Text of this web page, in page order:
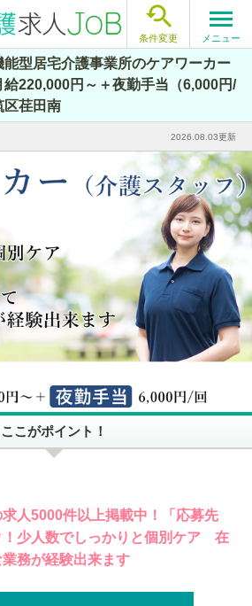

条件変更 メニュー
能型居宅介護事業所のケアワーカー
220,000円～＋夜勤手当（6,000円/
荏田南
2026.08.03更新
ここがポイント！
人5000件以上掲載中！「応募先
！少人数でしっかりと個別ケア 在
務が経験出来ます